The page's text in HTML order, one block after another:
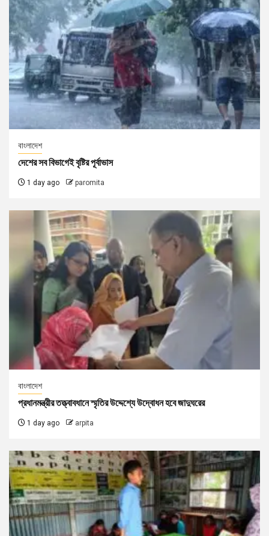
বাংলাদেশ
দেশের সব বিভাগেই বৃষ্টির পূর্বাভাস
1 day ago paromita
বাংলাদেশ
প্রধানমন্ত্রীর তত্ত্বাবধানে স্মৃতির উদ্দেশ্যে উদ্বোধন হবে জাদুঘরের
1 day ago arpita